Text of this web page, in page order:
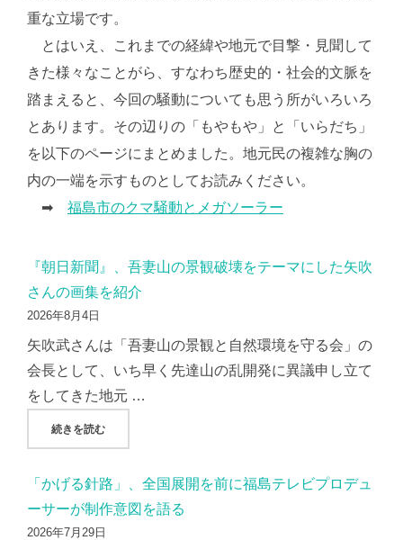
重な立場です。
とはいえ、これまでの経緯や地元で目撃・見聞して
きた様々なことがら、すなわち歴史的・社会的文脈を
踏まえると、今回の騒動についても思う所がいろいろ
とあります。その辺りの「もやもや」と「いらだち」
を以下のページにまとめました。地元民の複雑な胸の
内の一端を示すものとしてお読みください。
➡ 福島市のクマ騒動とメガソーラー
『朝日新聞』、吾妻山の景観破壊をテーマにした矢吹
さんの画集を紹介
2026年8月4日
矢吹武さんは「吾妻山の景観と自然環境を守る会」の
会長として、いち早く先達山の乱開発に異議申し立て
をしてきた地元 …
続きを読む"『朝日新聞』、吾妻山の景観破壊をテーマにした矢吹さん
「かげる針路」、全国展開を前に福島テレビプロデュ
ーサーが制作意図を語る
2026年7月29日